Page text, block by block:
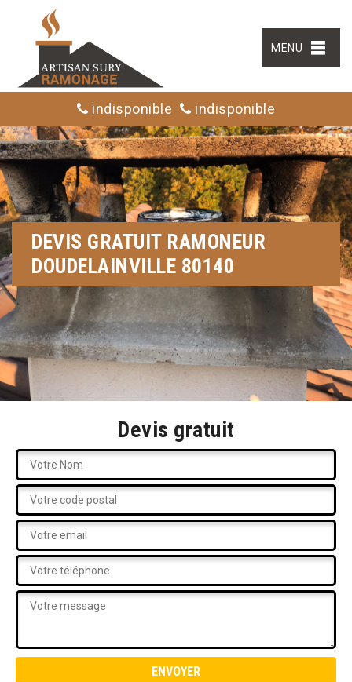
MENU
indisponible indisponible
DEVIS GRATUIT RAMONEUR
DOUDELAINVILLE 80140
Devis gratuit